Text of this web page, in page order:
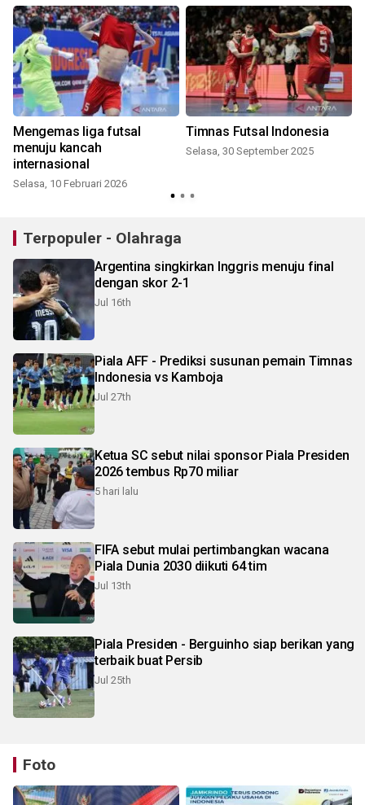
Mengemas liga futsal
menuju kancah
internasional
Selasa, 10 Februari 2026
Timnas Futsal Indonesia
Selasa, 30 September 2025
Terpopuler - Olahraga
Argentina singkirkan Inggris menuju final
dengan skor 2-1
Jul 16th
Piala AFF - Prediksi susunan pemain Timnas
Indonesia vs Kamboja
Jul 27th
Ketua SC sebut nilai sponsor Piala Presiden
2026 tembus Rp70 miliar
5 hari lalu
FIFA sebut mulai pertimbangkan wacana
Piala Dunia 2030 diikuti 64 tim
Jul 13th
Piala Presiden - Berguinho siap berikan yang
terbaik buat Persib
Jul 25th
Foto